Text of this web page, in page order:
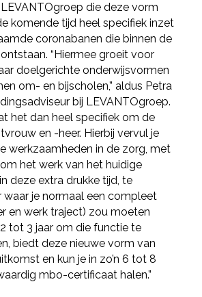
die deze vorm
komende tijd heel specifiek inzet
coronabanen die binnen de
“Hiermee groeit voor
doelgerichte onderwijsvormen
om- en bijscholen,” aldus Petra
bij LEVANTOgroep.
het dan heel specifiek om de
en -heer. Hierbij vervul je
werkzaamheden in de zorg, met
het werk van het huidige
deze extra drukke tijd, te
waar je normaal een compleet
en werk traject) zou moeten
tot 3 jaar om die functie te
biedt deze nieuwe vorm van
en kun je in zo’n 6 tot 8
mbo-certificaat halen.”